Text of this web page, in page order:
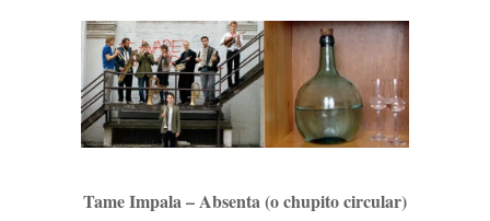
Tame Impala – Absenta (o chupito circular)